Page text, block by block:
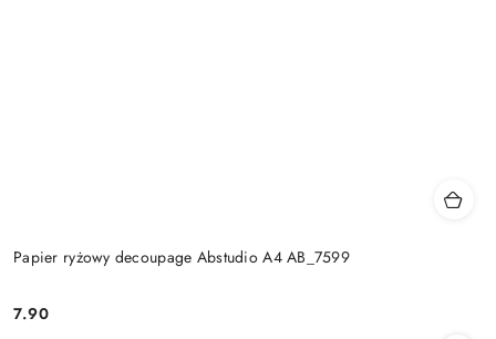
Papier ryżowy decoupage Abstudio A4 AB_7599
Cena:
7.90